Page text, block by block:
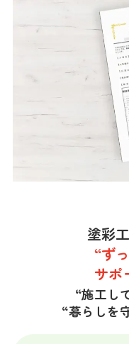
塗彩
“ず
サポ
“施工し
“暮らしを